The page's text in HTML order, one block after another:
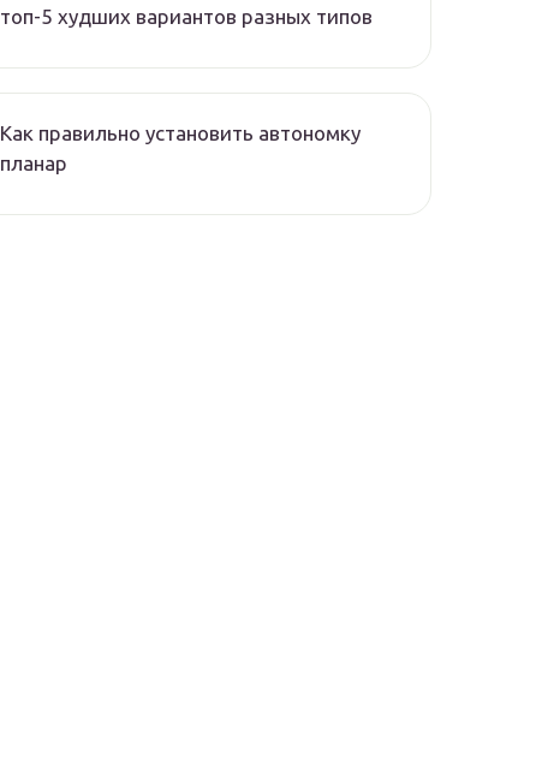
топ-5 худших вариантов разных типов
Как правильно установить автономку
планар